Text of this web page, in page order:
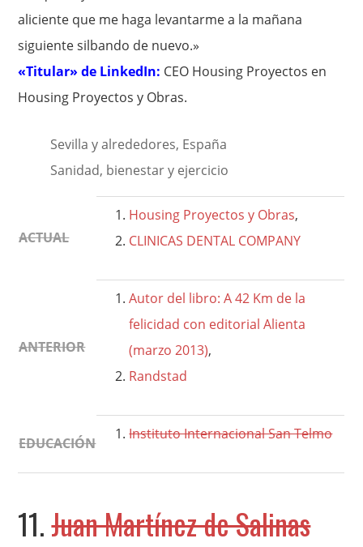
aliciente que me haga levantarme a la mañana
siguiente silbando de nuevo.»
«Titular» de LinkedIn: CEO Housing Proyectos en
Housing Proyectos y Obras.
Sevilla y alrededores, España
Sanidad, bienestar y ejercicio
ACTUAL
Housing Proyectos y Obras,
CLINICAS DENTAL COMPANY
ANTERIOR
Autor del libro: A 42 Km de la
felicidad con editorial Alienta
(marzo 2013),
Randstad
EDUCACIÓN
Instituto Internacional San Telmo
11.Juan Martínez de Salinas